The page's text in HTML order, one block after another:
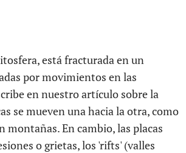
está fracturada en un
por movimientos en las
en nuestro artículo sobre la
se mueven una hacia la otra, como
montañas. En cambio, las placas
o grietas, los 'rifts' (valles